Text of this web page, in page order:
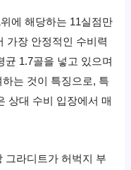
에 해당하는 11실점만
가장 안정적인 수비력
균 1.7골을 넣고 있으며
는 것이 특징으로, 특
상대 수비 입장에서 매
그라디트가 허벅지 부